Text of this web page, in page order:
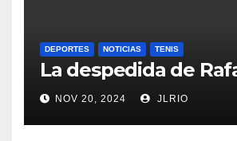
DEPORTES NOTICIAS TENIS
La despedida de
NOV 20, 2024 JLRIO